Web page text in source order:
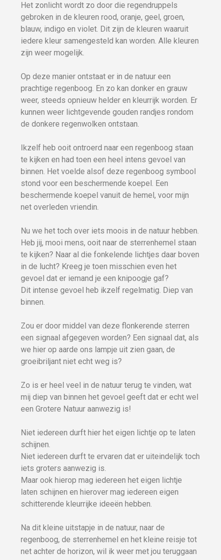
Het zonlicht wordt zo door die regendruppels
gebroken in de kleuren rood, oranje, geel, groen,
blauw, indigo en violet. Dit zijn de kleuren waaruit
iedere kleur samengesteld kan worden. Alle kleuren
zijn weer mogelijk.
Op deze manier ontstaat er in de natuur een
prachtige regenboog. En zo kan donker en grauw
weer, steeds opnieuw helder en kleurrijk worden. Er
kunnen weer lichtgevende gouden randjes rondom
de donkere regenwolken ontstaan.
Ikzelf heb ooit ontroerd naar een regenboog staan
te kijken en had toen een heel intens gevoel van
binnen. Het voelde alsof deze regenboog symbool
stond voor een beschermende koepel. Een
beschermende koepel vanuit de hemel, voor mijn
net overleden vriendin.
Nu we het toch over iets moois in de natuur hebben.
Heb jij, mooi mens, ooit naar de sterrenhemel staan
te kijken? Naar al die fonkelende lichtjes daar boven
in de lucht? Kreeg je toen misschien even het
gevoel dat er iemand je een knipoogje gaf?
Dit intense gevoel heb ikzelf regelmatig. Diep van
binnen.
Zou er door middel van deze flonkerende sterren
een signaal afgegeven worden? Een signaal dat, als
we hier op aarde ons lampje uit zien gaan, de
groeibriljant niet echt weg is?
Zo is er heel veel in de natuur terug te vinden, wat
mij diep van binnen het gevoel geeft dat er echt wel
een Grotere Natuur aanwezig is!
Niet iedereen durft hier het eigen lichtje op te laten
schijnen.
Niet iedereen durft te ervaren dat er uiteindelijk toch
iets groters aanwezig is.
Maar ook hierop mag iedereen het eigen lichtje
laten schijnen en hierover mag iedereen eigen
schitterende kleurrijke ideeën hebben.
Na dit kleine uitstapje in de natuur, naar de
regenboog, de sterrenhemel en het kleine reisje tot
net achter de horizon, wil ik weer met jou teruggaan